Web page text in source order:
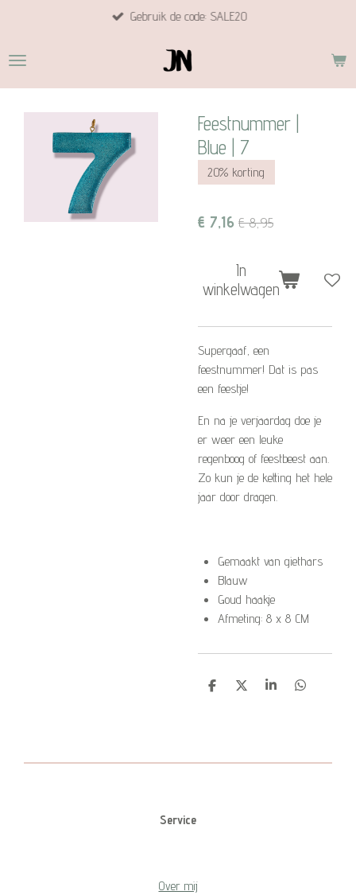
naar
hoofdinhoud
Gebruik de code: SALE20
Feestnummer |
Blue | 7
20% korting
€ 7,16 € 8,95
In
winkelwagen
Supergaaf, een
feestnummer! Dat is pas
een feestje!
En na je verjaardag doe je
er weer een leuke
regenboog of feestbeest aan.
Zo kun je de ketting het hele
jaar door dragen.
Gemaakt van giethars
Blauw
Goud haakje
Afmeting: 8 x 8 CM
D
D
S
D
Service
Over mij